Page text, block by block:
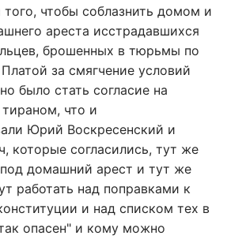
чтобы соблазнить домом и
ареста исстрадавшихся
брошенных в тюрьмы по
за смягчение условий
было стать согласие на
что и
Юрий Воскресенский и
которые согласились, тут же
домашний арест и тут же
работать над поправками к
и над списком тех в
опасен" и кому можно